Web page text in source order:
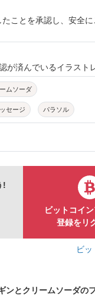
ことを承認し、安全
が済んでいるイラスト
ムソーダ
セージ パラソル
涼しい ほのぼの
!
ビットコイ
登録をリ
ビッ
ンとクリームソーダの